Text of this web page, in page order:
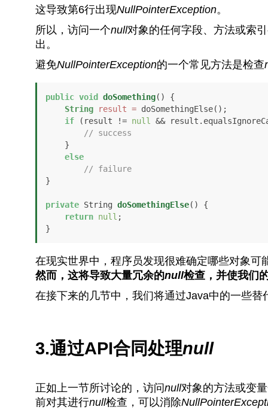
这导致第6行出现NullPointerException。
所以，访问一个null对象的任何字段、方法或索
出。
避免NullPointerException的一个常见方法是检查
public void doSomething()
{
String
result = doSomethingElse();
if (result != null
&&
// success
else
// failure
}
private String doSomethingElse()
{
return null ;
}
在现实世界中，程序员发现很难确定哪些对象可
然而，这将导致大量冗余的null检查，并使我们
在接下来的几节中，我们将通过Java中的一些替
3.通过API合同处理null
正如上一节所讨论的，访问null对象的方法或变
前对其进行null检查，可以消除